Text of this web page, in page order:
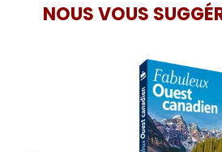
NOUS VOUS